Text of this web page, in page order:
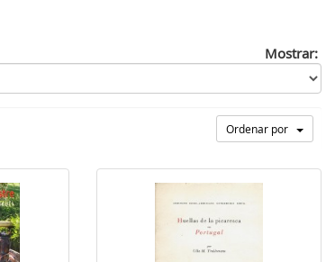
Mostrar:
Ordenar por